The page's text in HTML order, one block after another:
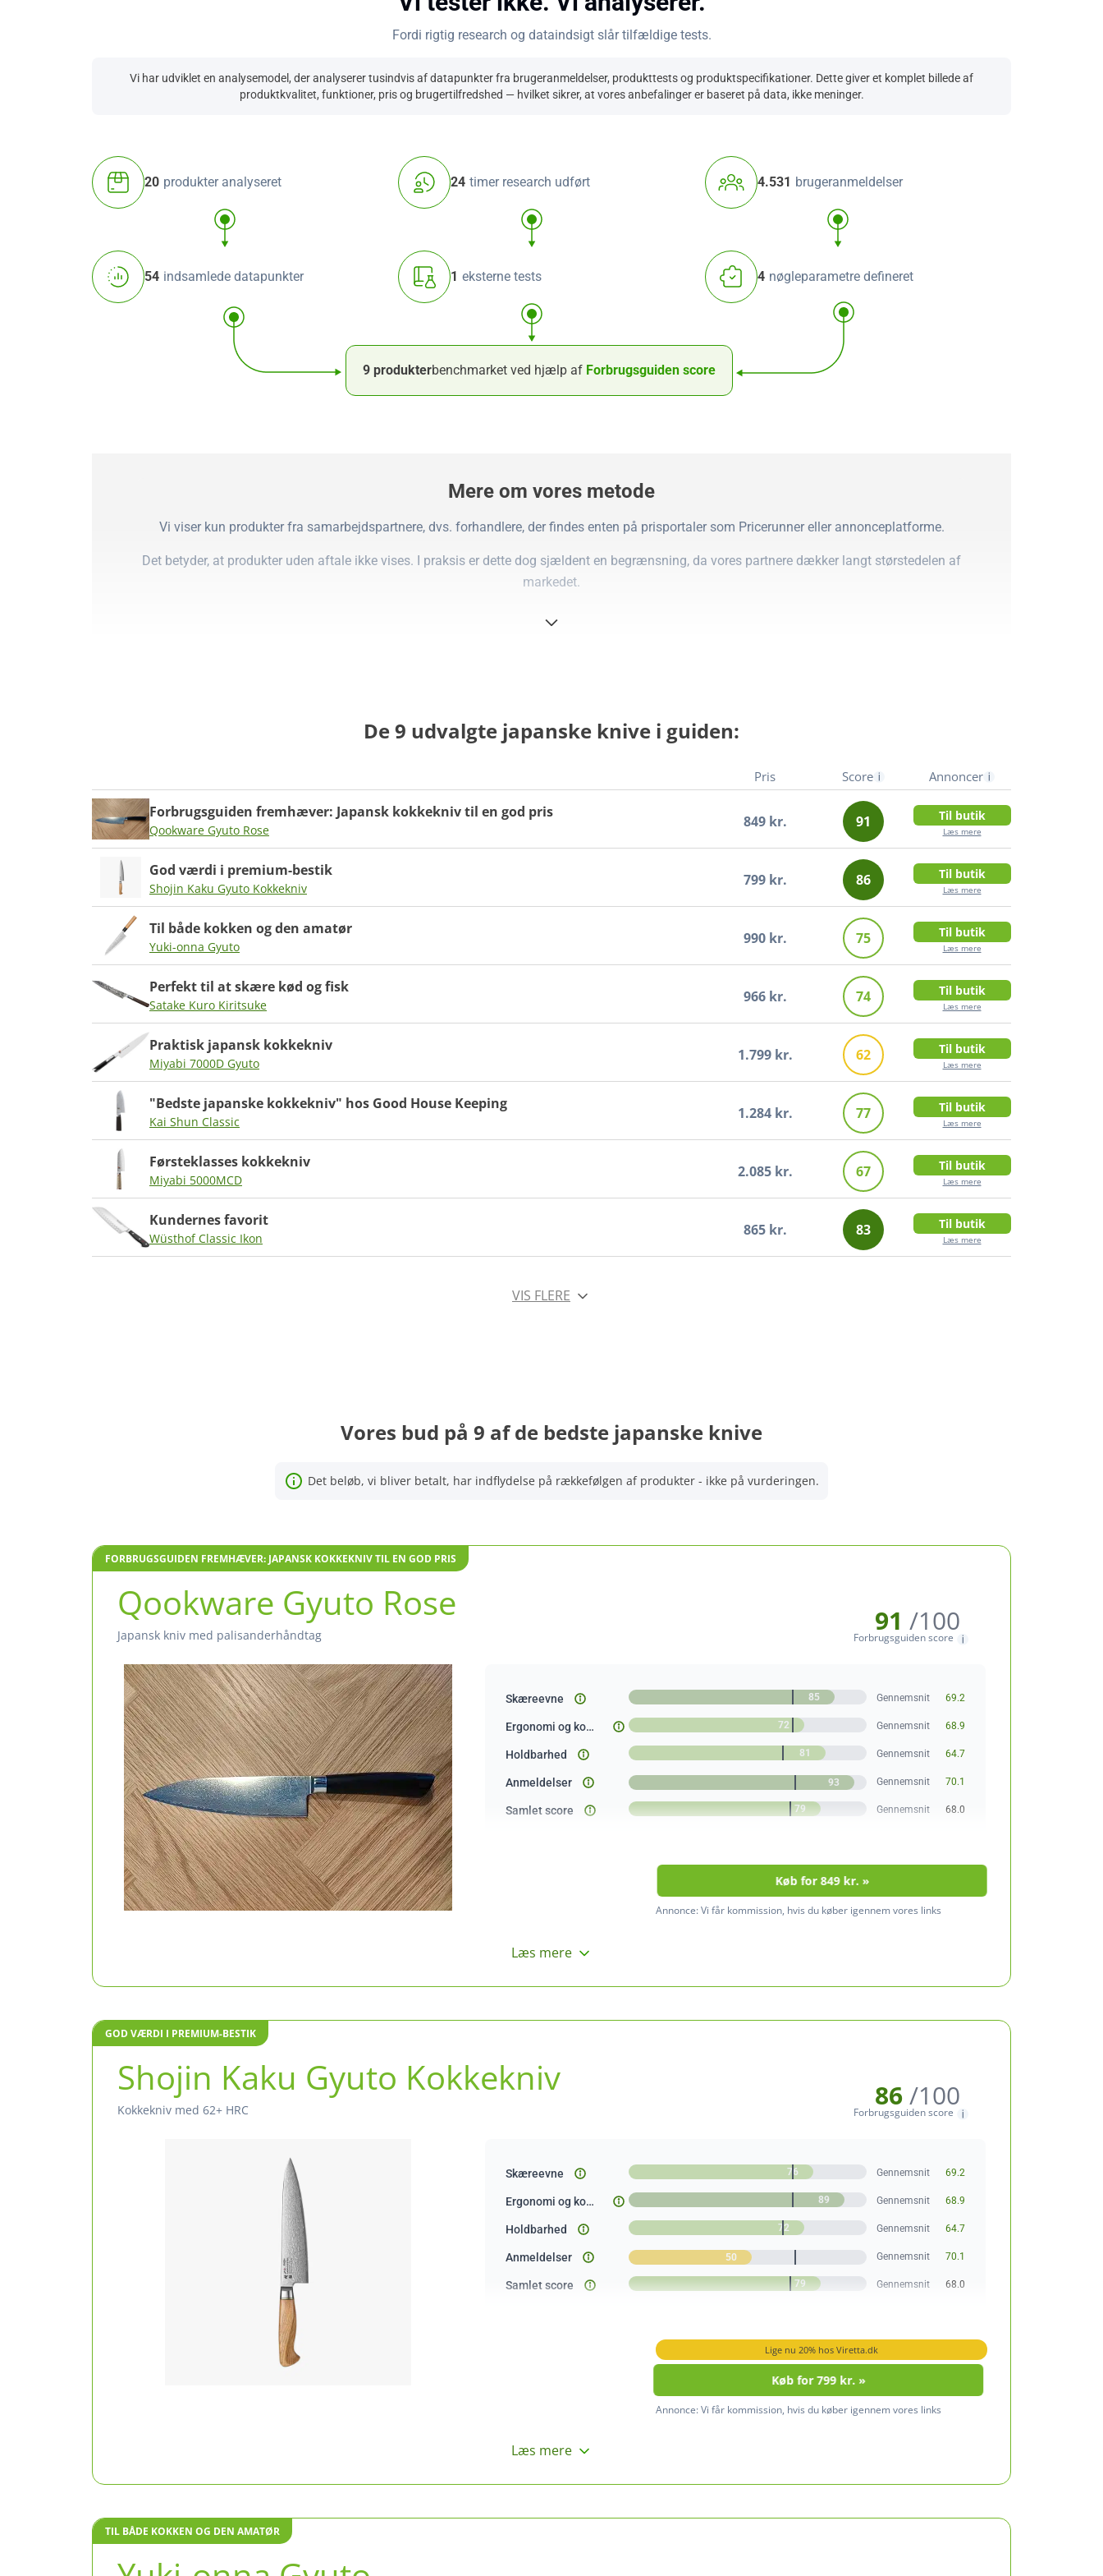
Fordi rigtig research og dataindsigt slår tilfældige tests.
Vi har udviklet en analysemodel, der analyserer tusindvis af datapunkter fra brugeranmeldelser, produkttests og produktspecifikationer. Dette giver et komplet billede af
produktkvalitet, funktioner, pris og brugertilfredshed — hvilket sikrer, at vores anbefalinger er baseret på data, ikke meninger.
20 produkter analyseret 24 timer research udført 4.531 brugeranmeldelser
54 indsamlede datapunkter 1 eksterne tests 4 nøgleparametre defineret
9 produkterbenchmarket ved hjælp af Forbrugsguiden score
Mere om vores metode
Vi viser kun produkter fra samarbejdspartnere, dvs. forhandlere, der findes enten på prisportaler som Pricerunner eller annonceplatforme.
Det betyder, at produkter uden aftale ikke vises. I praksis er dette dog sjældent en begrænsning, da vores partnere dækker langt størstedelen af
markedet.
Ovennævnte faktorer er opsummeret i det, vi kalder en Forbrugsguiden-score, som er summen af pointene i forhold til produktets pris. Dette giver
Vores metode bygger på analyse og data, men da vi anvender reklamelinks, når vi henviser til produkter, er vi per definition ikke uafhængige.
Vores tilgang beror på research og analyse af ovenstående parametre, og således ikke egne tests.
De 9 udvalgte japanske knive i guiden:
Pris Score Annoncer
Forbrugsguiden fremhæver: Japansk kokkekniv til en god pris
Qookware Gyuto Rose 849 kr. 91 Til butik
Læs mere
God værdi i premium-bestik
Shojin Kaku Gyuto Kokkekniv 799 kr. 86 Til butik
Læs mere
Til både kokken og den amatør
Yuki-onna Gyuto 990 kr. 75 Til butik
Læs mere
Perfekt til at skære kød og fisk
Satake Kuro Kiritsuke 966 kr. 74 Til butik
Læs mere
Praktisk japansk kokkekniv
Miyabi 7000D Gyuto 1.799 kr. 62 Til butik
Læs mere
"Bedste japanske kokkekniv" hos Good House Keeping
Kai Shun Classic 1.284 kr. 77 Til butik
Læs mere
Førsteklasses kokkekniv
Miyabi 5000MCD 2.085 kr. 67 Til butik
Læs mere
Kundernes favorit
Wüsthof Classic Ikon 865 kr. 83 Til butik
Læs mere
VIS FLERE
Vores bud på 9 af de bedste japanske knive
Det beløb, vi bliver betalt, har indflydelse på rækkefølgen af produkter - ikke på vurderingen.
FORBRUGSGUIDEN FREMHÆVER: JAPANSK KOKKEKNIV TIL EN GOD PRIS
Qookware Gyuto Rose
japansk kniv med palisanderhåndtag 91 /100
Forbrugsguiden score
Skæreevne 85 Gennemsnit 69.2
Ergonomi og komfort 72 Gennemsnit 68.9
Holdbarhed 81 Gennemsnit 64.7
Anmeldelser 93 Gennemsnit 70.1
Samlet score 79 Gennemsnit 68.0
Køb for 849 kr. »
Annonce:Vi får kommission, hvis du køber igennem vores links
Læs mere
GOD VÆRDI I PREMIUM-BESTIK
Shojin Kaku Gyuto Kokkekniv
Kokkekniv med 62+ HRC 86/100
Forbrugsguiden score
Skæreevne 76 Gennemsnit 69.2
Ergonomi og komfort 89 Gennemsnit 68.9
Holdbarhed 72 Gennemsnit 64.7
Anmeldelser 50 Gennemsnit 70.1
Samlet score 79 Gennemsnit 68.0
Lige nu 20% hos Viretta.dk
Køb for 799 kr. »
Annonce:Vi får kommission, hvis du køber igennem vores links
Læs mere
TIL BÅDE KOKKEN OG DEN AMATØR